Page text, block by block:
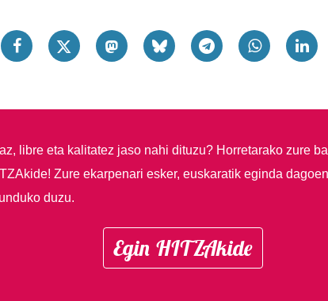
libre eta kalitatez jaso nahi dituzu? Horretarako zure
Zure ekarpenari esker, euskaratik eginda
duzu.
Egin HITZAkide